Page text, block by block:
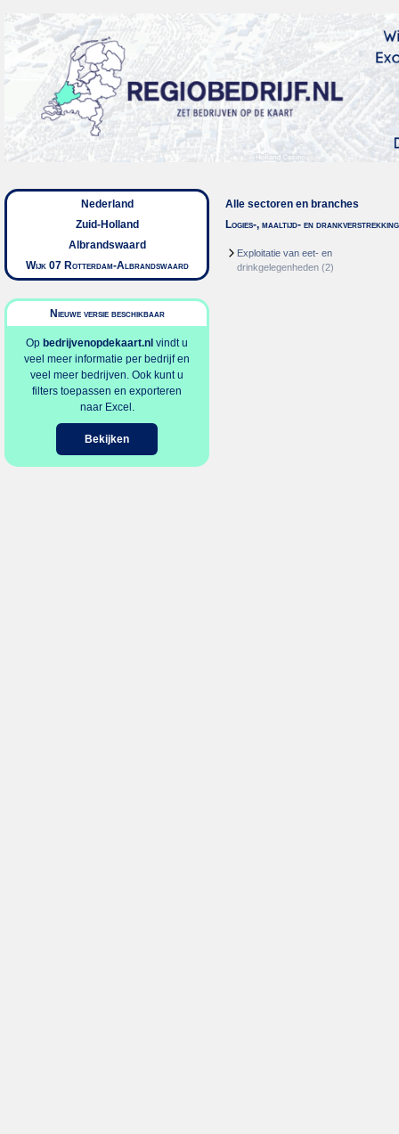
Nederland
Zuid-Holland
Albrandswaard
Wijk 07 Rotterdam-Albrandswaard
Nieuwe versie beschikbaar
Op bedrijvenopdekaart.nl vindt u
veel meer informatie per bedrijf en
veel meer bedrijven. Ook kunt u
filters toepassen en exporteren
naar Excel.
Bekijken
Alle sectoren en branches
Logies-, maaltijd- en drankverstrekking
Exploitatie van eet- en
drinkgelegenheden (2)